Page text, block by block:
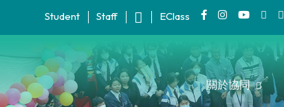
Student Staff EClass
關於協同